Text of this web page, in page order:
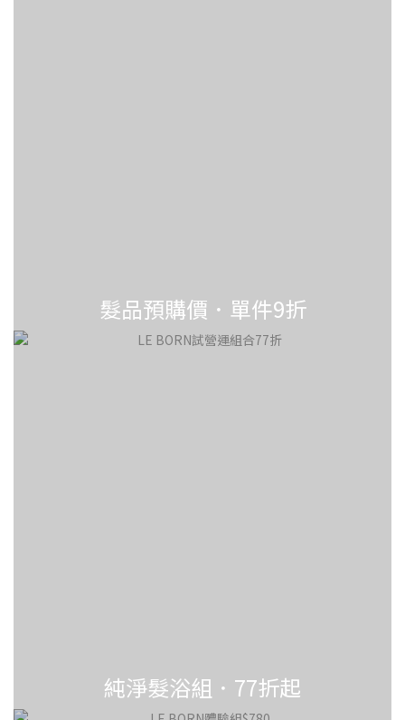
髮品預購價．單件9折
純淨髮浴組．77折起